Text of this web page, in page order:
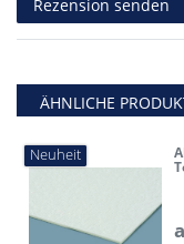
Rezension senden
ÄHNLICHE
Neuheit